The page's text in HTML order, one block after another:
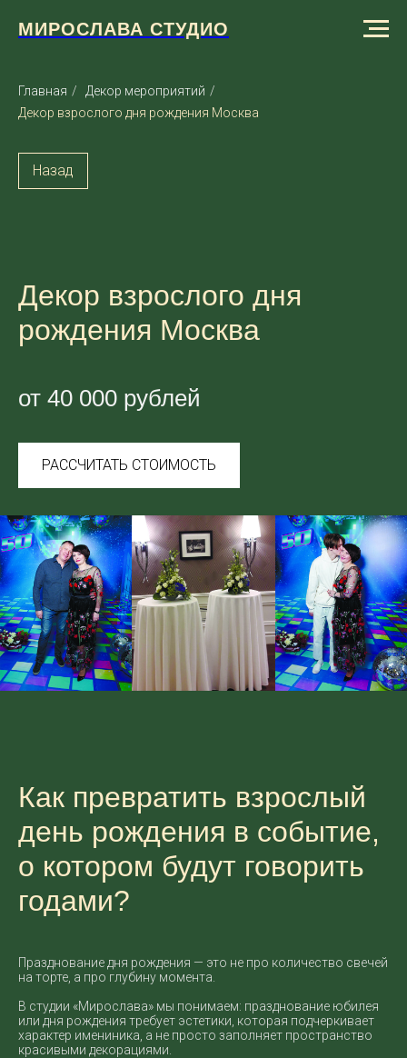
МИРОСЛАВА СТУДИО
Главная / Декор мероприятий /
Декор взрослого дня рождения Москва
Назад
Декор взрослого дня
рождения Москва
от 40 000 рублей
РАССЧИТАТЬ СТОИМОСТЬ
Как превратить взрослый
день рождения в событие,
о котором будут говорить
годами?
Празднование дня рождения — это не про количество свечей
на торте, а про глубину момента.
В студии «Мирослава» мы понимаем: празднование юбилея
или дня рождения требует эстетики, которая подчеркивает
характер имениника, а не просто заполняет пространство
красивыми декорациями.